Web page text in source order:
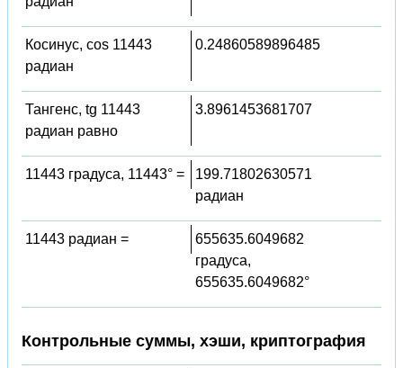
Косинус, cos 11443
радиан
0.24860589896485
Тангенс, tg 11443
радиан равно
3.8961453681707
11443 градуса, 11443° =
199.71802630571
радиан
11443 радиан =
655635.6049682
градуса,
655635.6049682°
Контрольные суммы, хэши, криптография